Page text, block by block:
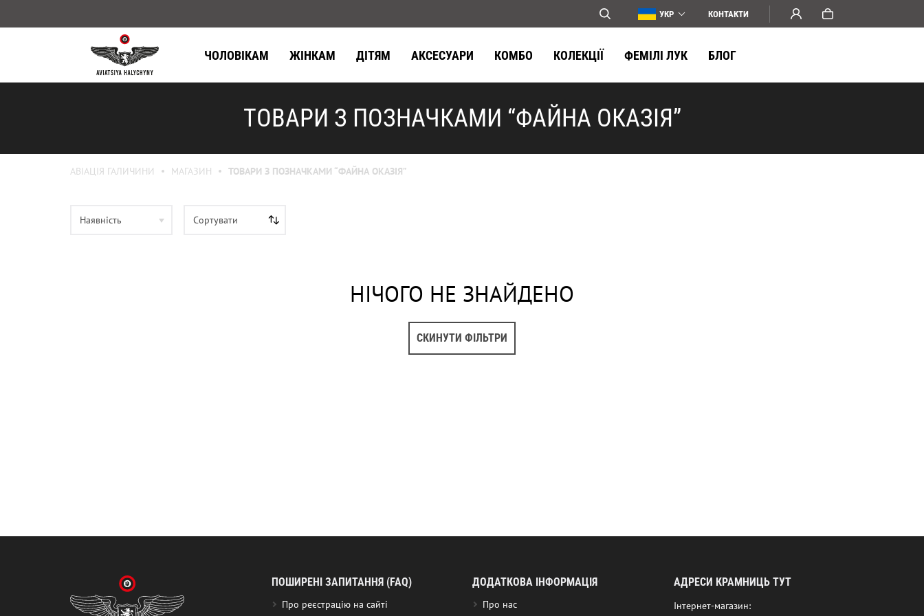
УКР КОНТАКТИ
ЧОЛОВІКАМ ЖІНКАМ ДІТЯМ АКСЕСУАРИ КОМБО КОЛЕКЦІЇ ФЕМІЛІ ЛУК БЛОГ
ТОВАРИ З ПОЗНАЧКАМИ “ФАЙНА ОКАЗІЯ”
АВІАЦІЯ ГАЛИЧИНИ МАГАЗИН ТОВАРИ З ПОЗНАЧКАМИ “ФАЙНА ОКАЗІЯ”
Наявність Сортувати
НІЧОГО НЕ ЗНАЙДЕНО
СКИНУТИ ФІЛЬТРИ
ПОШИРЕНІ ЗАПИТАННЯ (FAQ)
Про реєстрацію на сайті
ДОДАТКОВА ІНФОРМАЦІЯ
Про нас
АДРЕСИ КРАМНИЦЬ ТУТ
Інтернет-магазин: